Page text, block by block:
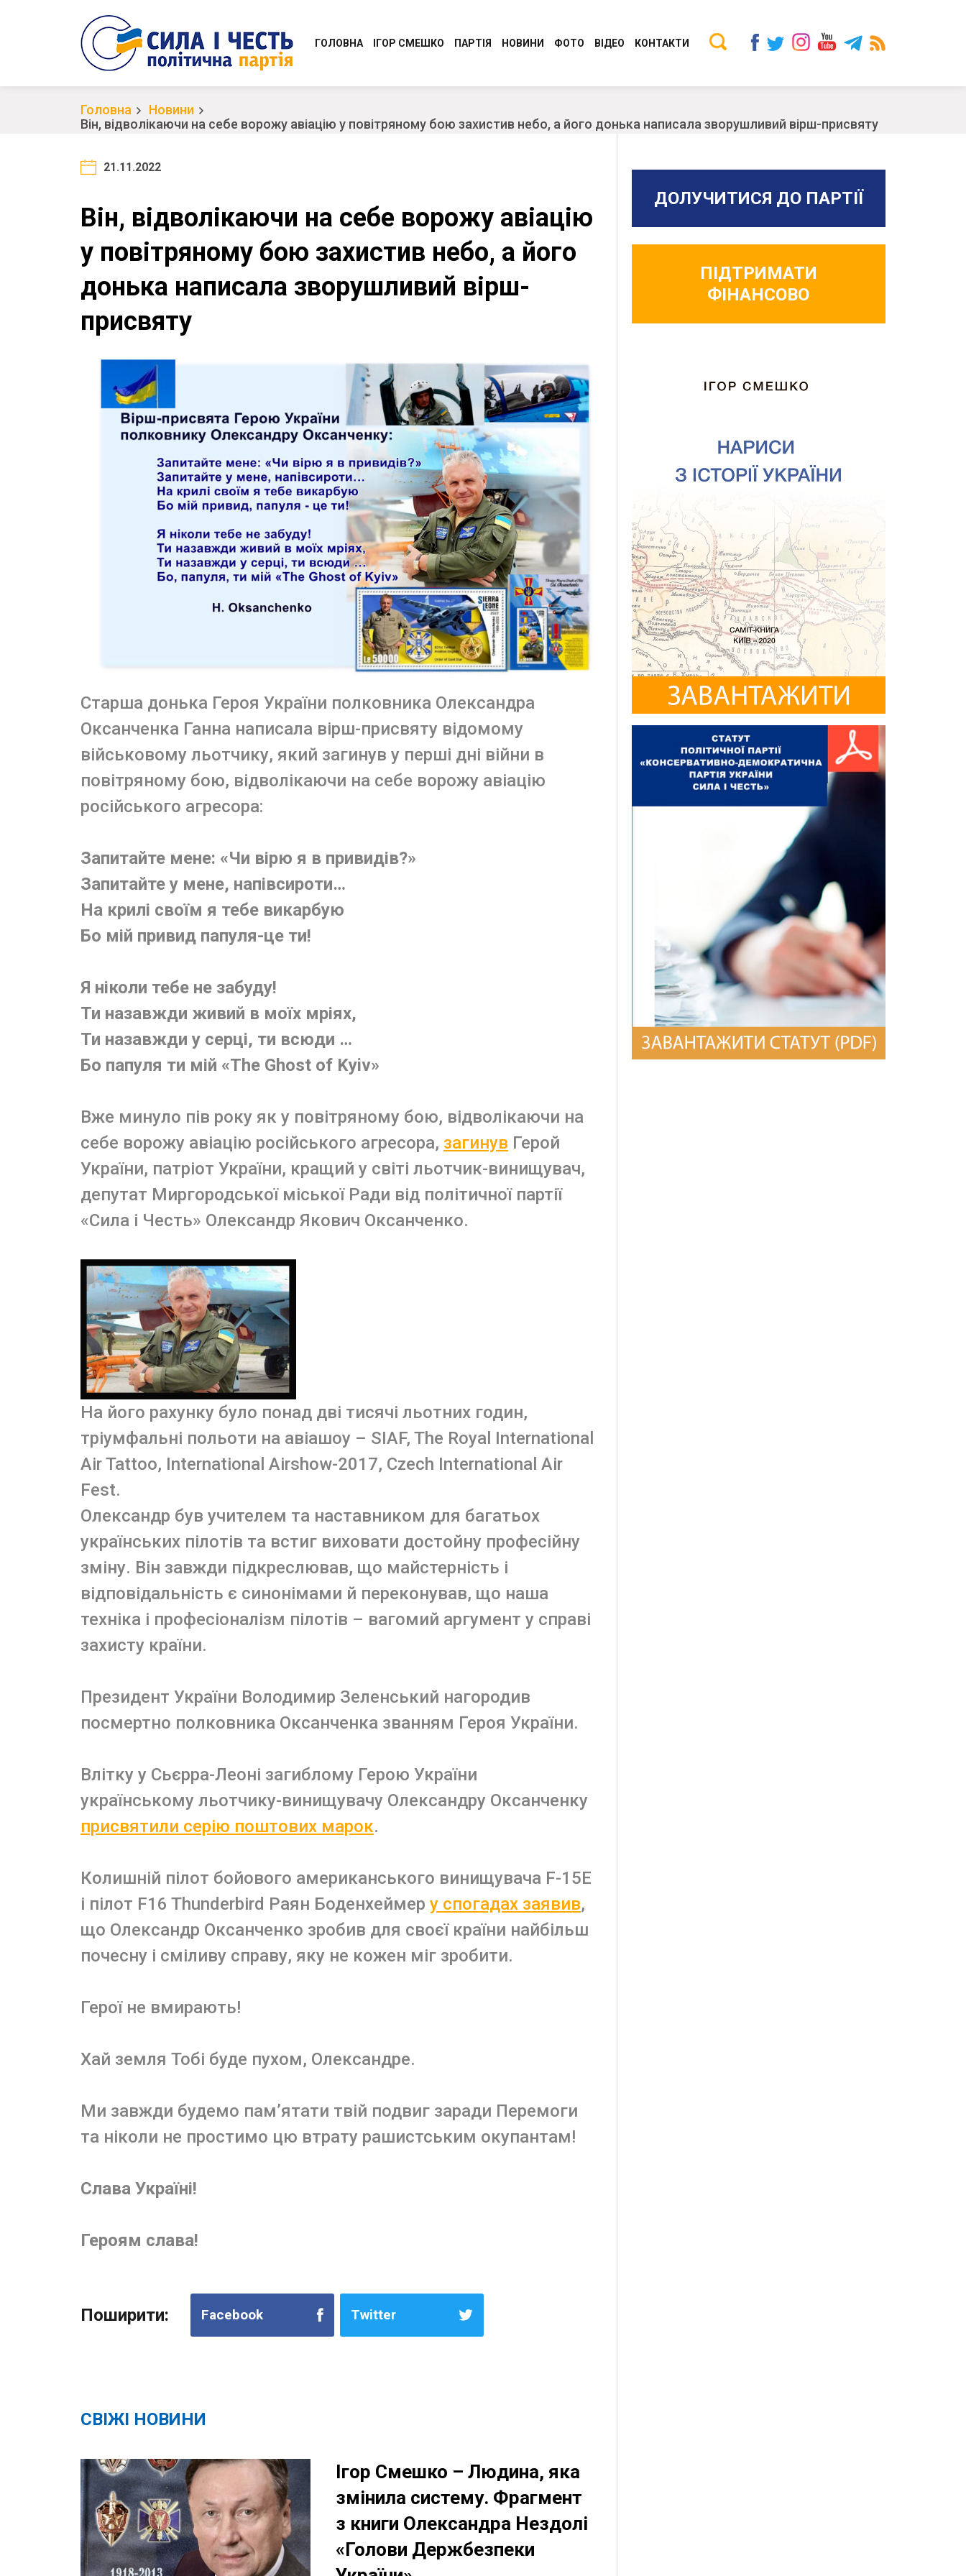
ГОЛОВНА ІГОР СМЕШКО ПАРТІЯ
демократичної партії України “Сила і
Ідеологія
НОВИНИ ФОТО ВІДЕО КОНТАКТИ
Головна
Новини
Він, відволікаючи на себе ворожу авіацію у повітряному бою захистив небо, а його донька написала зворушливий вірш-присвяту
21.11.2022
Він, відволікаючи на себе ворожу авіацію
у повітряному бою захистив небо, а його
донька написала зворушливий вірш-
присвяту
Старша донька Героя України полковника Олександра
Оксанченка Ганна написала вірш-присвяту відомому
військовому льотчику, який загинув у перші дні війни в
повітряному бою, відволікаючи на себе ворожу авіацію
російського агресора:
Запитайте мене: «Чи вірю я в привидів?»
Запитайте у мене, напівсироти…
На крилі своїм я тебе викарбую
Бо мій привид папуля-це ти!
Я ніколи тебе не забуду!
Ти назавжди живий в моїх мріях,
Ти назавжди у серці, ти всюди …
Бо папуля ти мій «The Ghost of Kyiv»
Вже минуло пів року як у повітряному бою, відволікаючи на
себе ворожу авіацію російського агресора, загинув Герой
України, патріот України, кращий у світі льотчик-винищувач,
депутат Миргородської міської Ради від політичної партії
«Сила і Честь» Олександр Якович Оксанченко.
На його рахунку було понад дві тисячі льотних годин,
тріумфальні польоти на авіашоу – SIAF, The Royal International
Air Tattoo, International Airshow-2017, Czech International Air
Fest.
Олександр був учителем та наставником для багатьох
українських пілотів та встиг виховати достойну професійну
зміну. Він завжди підкреслював, що майстерність і
відповідальність є синонімами й переконував, що наша
техніка і професіоналізм пілотів – вагомий аргумент у справі
захисту країни.
Президент України Володимир Зеленський нагородив
посмертно полковника Оксанченка званням Героя України.
Влітку у Сьєрра-Леоні загиблому Герою України
українському льотчику-винищувачу Олександру Оксанченку
присвятили серію поштових марок.
Колишній пілот бойового американського винищувача F-15E
і пілот F16 Thunderbird Раян Боденхеймер у спогадах заявив,
що Олександр Оксанченко зробив для своєї країни найбільш
почесну і сміливу справу, яку не кожен міг зробити.
Герої не вмирають!
Хай земля Тобі буде пухом, Олександре.
Ми завжди будемо пам’ятати твій подвиг заради Перемоги
та ніколи не простимо цю втрату рашистським окупантам!
Слава Україні!
Героям слава!
Поширити: Facebook Twitter
СВІЖІ НОВИНИ
Ігор Смешко – Людина, яка
змінила систему. Фрагмент
з книги Олександра Нездолі
«Голови Держбезпеки
ДОЛУЧИТИСЯ ДО ПАРТІЇ
ПІДТРИМАТИ
ФІНАНСОВО